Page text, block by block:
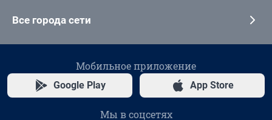
Все города сети
Мобильное приложение
Google Play App Store
Мы в соцсетях